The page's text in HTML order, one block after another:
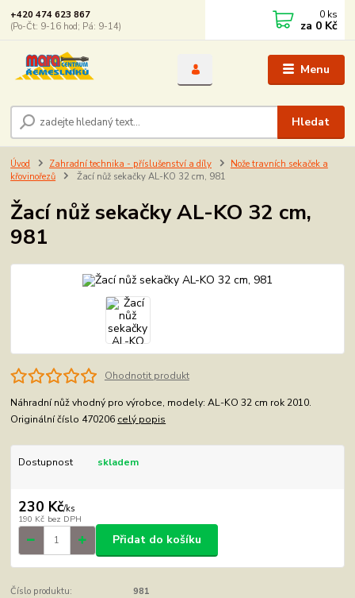
Menu
Hledat
+420 474 623 867
(Po-Čt: 9-16 hod; Pá: 9-14)
0 ks
za 0 Kč
Úvod Zahradní technika - příslušenství a díly
Nože travních sekaček a
křovinořezů
Žací nůž sekačky AL-KO 32 cm, 981
Žací nůž sekačky AL-KO 32 cm,
981
Ohodnotit produkt
Náhradní nůž vhodný pro výrobce, modely: AL-KO 32 cm rok 2010.
Originální číslo 470206 celý popis
Dostupnost skladem
230 Kč/ks
190 Kč bez DPH
Přidat do košíku
Číslo produktu: 981